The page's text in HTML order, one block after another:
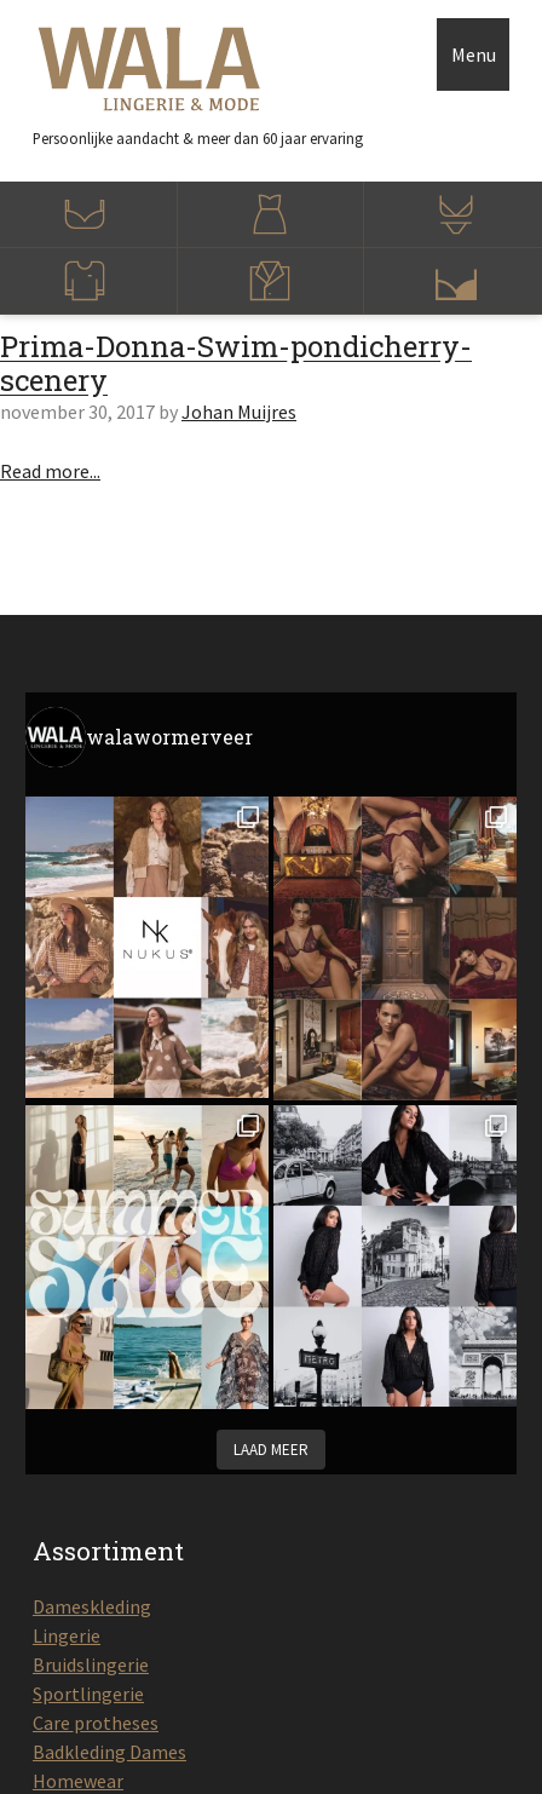
Persoonlijke aandacht & meer dan 60 jaar ervaring
Menu
Prima-Donna-Swim-pondicherry-
scenery
november 30, 2017 byJohan Muijres
Read more...
walawormerveer
LAAD MEER
Assortiment
Dameskleding
Lingerie
Bruidslingerie
Sportlingerie
Care protheses
Badkleding Dames
Homewear